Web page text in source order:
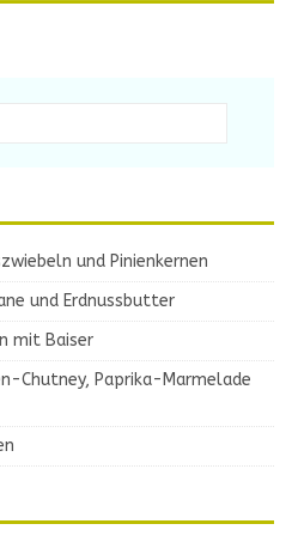
und Pinienkernen
und Erdnussbutter
mit Baiser
Chutney, Paprika-Marmelade